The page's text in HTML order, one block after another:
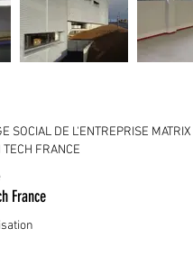
SOCIAL DE L'ENTREPRISE MATRIX
FRANCE
France